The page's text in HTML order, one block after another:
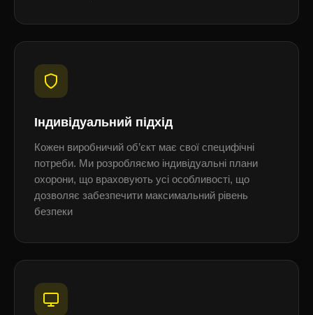
Індивідуальний підхід
Кожен виробничий об’єкт має свої специфічні
потреби. Ми розробляємо індивідуальні плани
охорони, що враховують усі особливості, що
дозволяє забезпечити максимальний рівень
безпеки